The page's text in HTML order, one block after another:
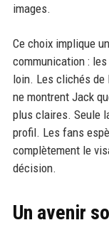
images.
Ce choix implique
communication :
loin. Les clichés de
ne montrent Jack
plus claires. Seule
profil. Les fans
complètement le
décision.
Un avenir